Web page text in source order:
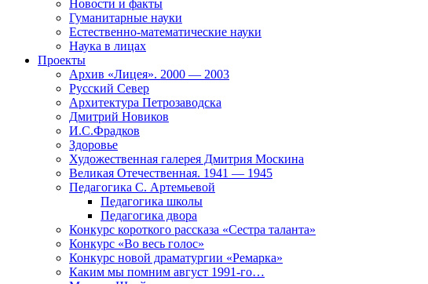
Новости и факты
Гуманитарные науки
Естественно-математические науки
Наука в лицах
Проекты
Архив «Лицея». 2000 — 2003
Русский Север
Архитектура Петрозаводска
Дмитрий Новиков
И.С.Фрадков
Здоровье
Художественная галерея Дмитрия Москина
Великая Отечественная. 1941 — 1945
Педагогика С. Артемьевой
Педагогика школы
Педагогика двора
Конкурс короткого рассказа «Сестра таланта»
Конкурс «Во весь голос»
Конкурс новой драматургии «Ремарка»
Каким мы помним август 1991-го…